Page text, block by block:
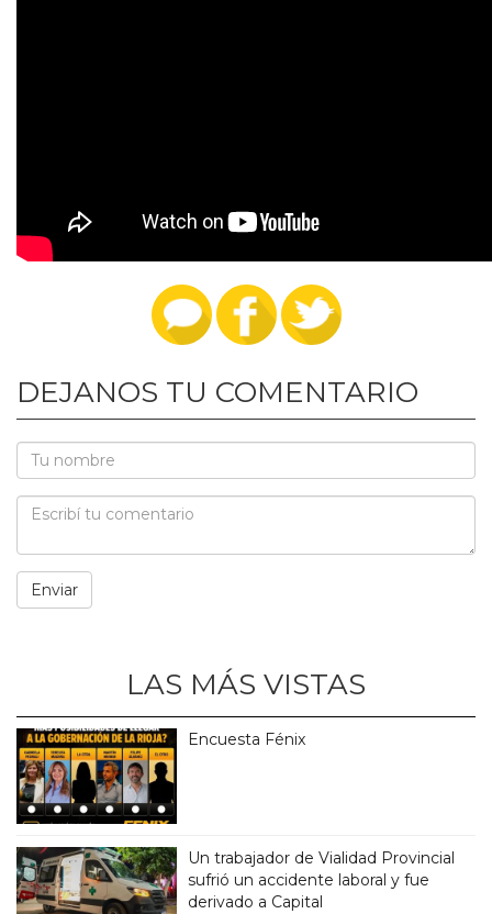
DEJANOS TU COMENTARIO
LAS MÁS VISTAS
Encuesta Fénix
Un trabajador de Vialidad Provincial
sufrió un accidente laboral y fue
derivado a Capital